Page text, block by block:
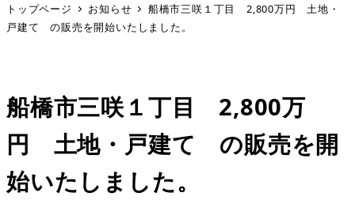
トップページ お知らせ
船橋市三咲１丁目 2,800万円 土地・
戸建て の販売を開始いたしました。
船橋市三咲１丁目 2,800万
円 土地・戸建て の販売を開
始いたしました。